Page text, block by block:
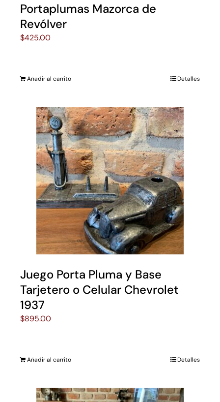
Portaplumas Mazorca de
Revólver
$425.00
Añadir al carrito Detalles
Juego Porta Pluma y Base
Tarjetero o Celular Chevrolet
1937
$895.00
Añadir al carrito Detalles